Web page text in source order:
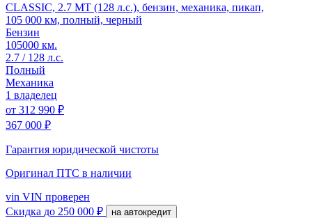
CLASSIC, 2.7 MT (128 л.с.), бензин, механика, пикап,
105 000 км, полный, черный
Бензин
105000 км.
2.7 / 128 л.с.
Полный
Механика
1 владелец
от 312 990 ₽
367 000 ₽
Гарантия юридической чистоты
Оригинал ПТС в наличии
vin VIN проверен
Скидка до 250 000 ₽ на автокредит